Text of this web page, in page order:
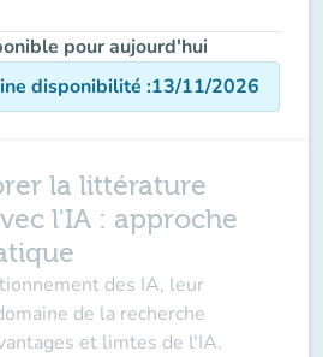
pour aujourd'hui
disponibilité :13/11/2026
la littérature
l'IA : approche
des IA, leur
de la recherche
et limtes de l'IA.